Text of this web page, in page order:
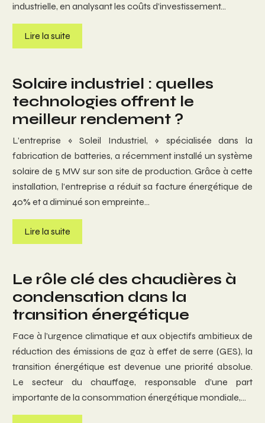
industrielle, en analysant les coûts d’investissement…
Lire la suite
Solaire industriel : quelles
technologies offrent le
meilleur rendement ?
L’entreprise « Soleil Industriel, » spécialisée dans la
fabrication de batteries, a récemment installé un système
solaire de 5 MW sur son site de production. Grâce à cette
installation, l’entreprise a réduit sa facture énergétique de
40% et a diminué son empreinte…
Lire la suite
Le rôle clé des chaudières à
condensation dans la
transition énergétique
Face à l’urgence climatique et aux objectifs ambitieux de
réduction des émissions de gaz à effet de serre (GES), la
transition énergétique est devenue une priorité absolue.
Le secteur du chauffage, responsable d’une part
importante de la consommation énergétique mondiale,…